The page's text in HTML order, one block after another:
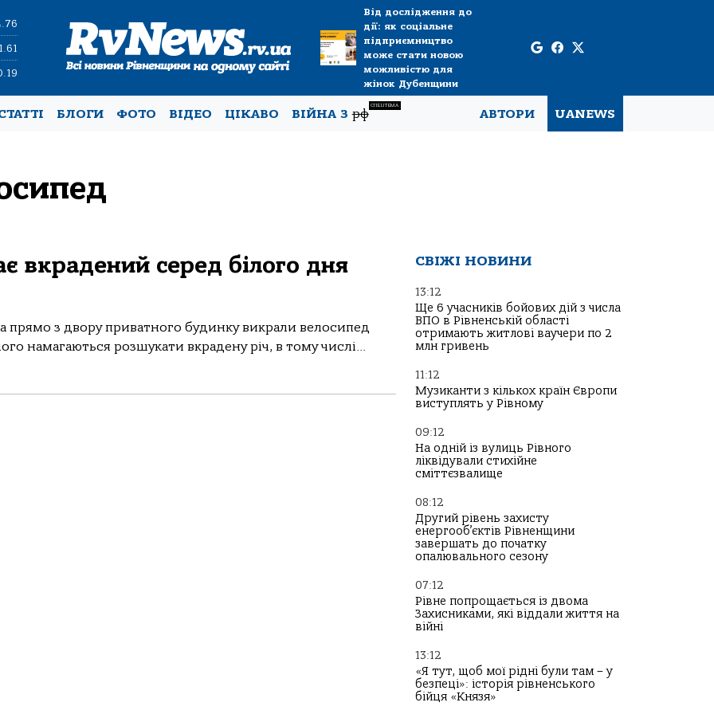
Від дослідження до
дії: як соціальне
підприємництво
може стати новою
можливістю для
жінок Дубенщини
БЛОГИ ФОТО ВІДЕО ЦІКАВО ВІЙНА Зрф
СПЕЦТЕМА
АВТОРИ UANEWS
вкрадений серед білого дня
прямо з двору приватного будинку викрали велосипед
намагаються розшукати вкрадену річ, в тому числі...
СВІЖІ НОВИНИ
13:12
Ще 6 учасників бойових дій з числа
ВПО в Рівненській області
отримають житлові ваучери по 2
млн гривень
11:12
Музиканти з кількох країн Європи
виступлять у Рівному
09:12
На одній із вулиць Рівного
ліквідували стихійне
сміттєзвалище
08:12
Другий рівень захисту
енергооб’єктів Рівненщини
завершать до початку
опалювального сезону
07:12
Рівне попрощається із двома
Захисниками, які віддали життя на
війні
13:12
«Я тут, щоб мої рідні були там – у
безпеці»: історія рівненського
бійця «Князя»